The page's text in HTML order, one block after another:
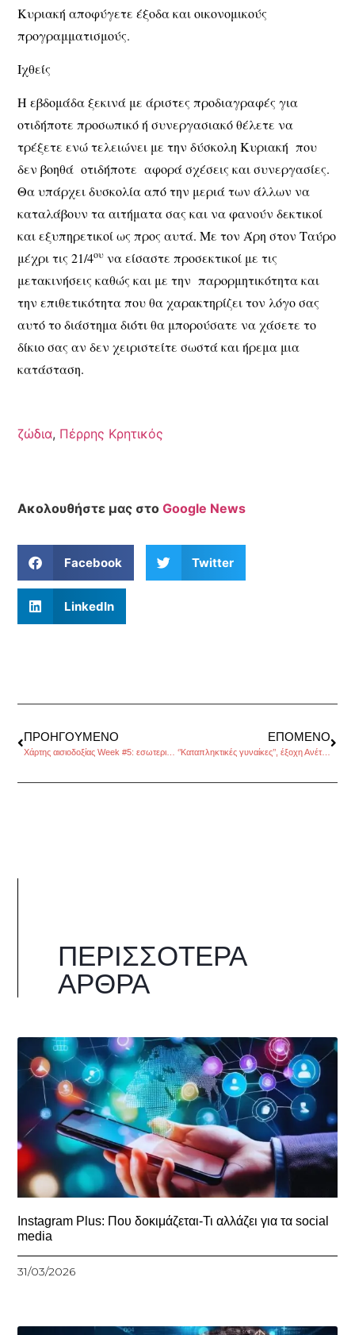
Κυριακή αποφύγετε έξοδα και οικονομικούς
προγραμματισμούς.
Ιχθείς
Η εβδομάδα ξεκινά με άριστες προδιαγραφές για
οτιδήποτε προσωπικό ή συνεργασιακό θέλετε να
τρέξετε ενώ τελειώνει με την δύσκολη Κυριακή που
δεν βοηθά οτιδήποτε αφορά σχέσεις και συνεργασίες.
Θα υπάρχει δυσκολία από την μεριά των άλλων να
καταλάβουν τα αιτήματα σας και να φανούν δεκτικοί
και εξυπηρετικοί ως προς αυτά. Με τον Άρη στον Ταύρο
μέχρι τις 21/4ου να είσαστε προσεκτικοί με τις
μετακινήσεις καθώς και με την παρορμητικότητα και
την επιθετικότητα που θα χαρακτηρίζει τον λόγο σας
αυτό το διάστημα διότι θα μπορούσατε να χάσετε το
δίκιο σας αν δεν χειριστείτε σωστά και ήρεμα μια
κατάσταση.
ζώδια, Πέρρης Κρητικός
Ακολουθήστε μας στοGoogle News
Facebook Twitter
LinkedIn
ΠΡΟΗΓΟΎΜΕΝΟ ΕΠΌΜΕΝΟ
‘’Καταπληκτικές γυναίκες’’, έξοχη Ανέτ Μπένινγκ, του Πάνου Λιάκου
ΠΕΡΙΣΣΌΤΕΡΑ
ΆΡΘΡΑ
Instagram Plus: Που δοκιμάζεται-Τι αλλάζει για τα social
media
31/03/2026